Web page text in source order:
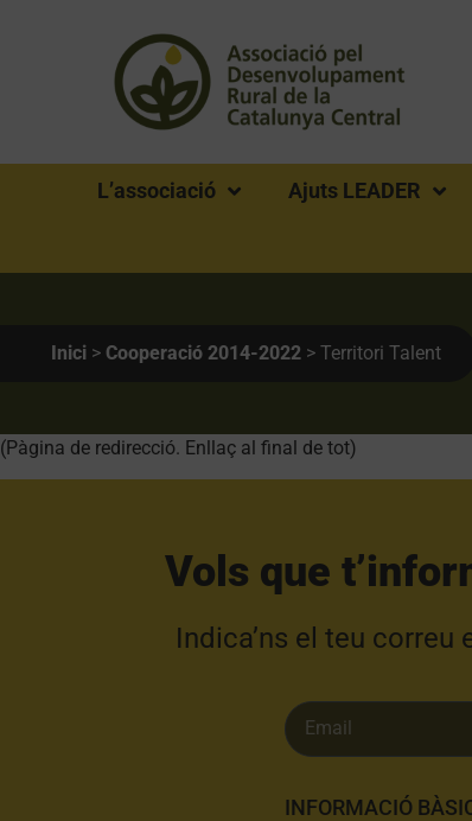
L’associació Ajuts LEADER
Inici> Cooperació 2014-2022> Territori Talent
(Pàgina de redirecció. Enllaç al final de tot)
Vols que
Indica’ns el teu
INFORMACIÓ